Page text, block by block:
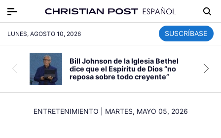
LUNES, AGOSTO 10, 2026 SUSCRÍBASE
Bill Johnson de la Iglesia Bethel
dice que el Espíritu de Dios “no
reposa sobre todo creyente”
ENTRETENIMIENTO MARTES, MAYO 05, 2026